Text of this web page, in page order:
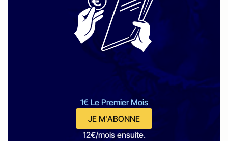
1€ Le Premier Mois
JE M'ABONNE
12€/mois ensuite.